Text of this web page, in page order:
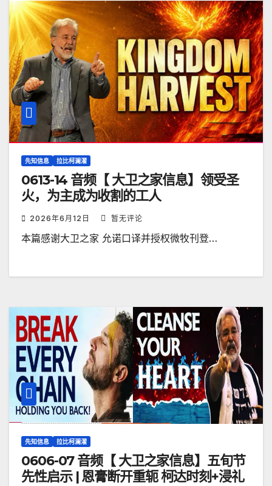
先知信息 拉比柯澜濯
0613-14 音频【 大卫之家信息】领受圣
火，为主成为收割的工人
2026年6月12日 暂无评论
本篇感谢大卫之家 允诺口译并授权微牧刊登…
先知信息 拉比柯澜濯
0606-07 音频【 大卫之家信息】五旬节
先性启示 | 恩膏断开重轭 柯达时刻+浸礼